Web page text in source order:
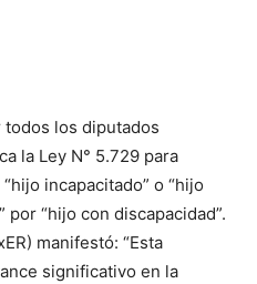
los diputados
la Ley N° 5.729 para
incapacitado” o “hijo
“hijo con discapacidad”.
manifestó: “Esta
significativo en la